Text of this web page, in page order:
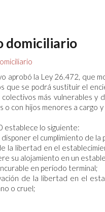
domiciliario
aprobó la Ley 26.472, que
que se podrá sustituir el
más vulnerables y
con hijos menores a cargo
establece lo siguiente:
el cumplimiento de
la libertad en el
su alojamiento en un
en período terminal;
de la libertad en el
o cruel;